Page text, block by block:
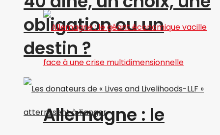
obligation ou un
destin ?
Allemagne : le